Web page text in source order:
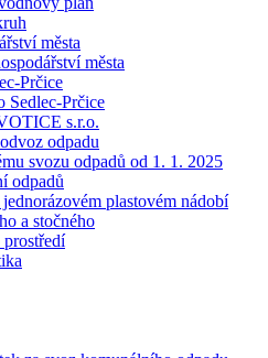
města
města
Prčice
Sedlec-Prčice
s.r.o.
odpadu
svozu odpadů od 1. 1. 2025
odpadů
plastovém nádobí
a stočného